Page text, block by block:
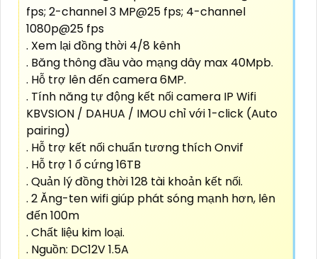
fps; 2-channel 3 MP@25 fps; 4-channel
1080p@25 fps
. Xem lại đồng thời 4/8 kênh
. Băng thông đầu vào mạng dây max 40Mpb.
. Hỗ trợ lên đến camera 6MP.
. Tính năng tự động kết nối camera IP Wifi
KBVSION / DAHUA / IMOU chỉ với 1-click (Auto
pairing)
. Hỗ trợ kết nối chuẩn tương thích Onvif
. Hỗ trợ 1 ổ cứng 16TB
. Quản lý đồng thời 128 tài khoản kết nối.
. 2 Ăng-ten wifi giúp phát sóng mạnh hơn, lên
đến 100m
. Chất liệu kim loại.
. Nguồn: DC12V 1.5A